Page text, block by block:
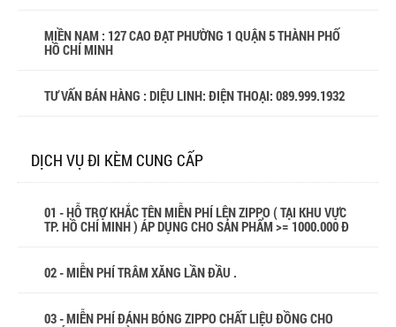
MIỀN NAM : 127 CAO ĐẠT PHƯỜNG 1 QUẬN 5 THÀNH PHỐ
HỒ CHÍ MINH
TƯ VẤN BÁN HÀNG : DIỆU LINH: ĐIỆN THOẠI: 089.999.1932
DỊCH VỤ ĐI KÈM CUNG CẤP
01 - HỖ TRỢ KHẮC TÊN MIỄN PHÍ LÊN ZIPPO ( TẠI KHU VỰC
TP. HỒ CHÍ MINH ) ÁP DỤNG CHO SẢN PHẨM >= 1000.000 Đ
02 - MIỄN PHÍ TRÂM XĂNG LẦN ĐẦU .
03 - MIỄN PHÍ ĐÁNH BÓNG ZIPPO CHẤT LIỆU ĐỒNG CHO